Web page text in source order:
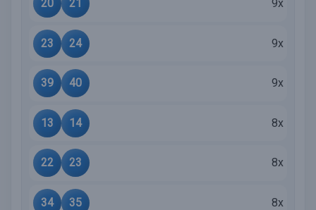
20 21 9x
23 24 9x
39 40 9x
13 14 8x
22 23 8x
34 35 8x